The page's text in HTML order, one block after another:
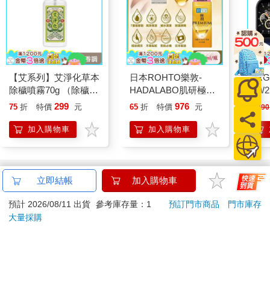
【艾系列】艾淨化草本
除穢噴霧70g （除穢/
平安/淨化/艾草/芙蓉/
另有多瓶組優惠賣場
75 折 特價 299 元
加入購物車
日本ROHTO樂敦-
HADALABO肌研極潤
金緻7重玻尿酸高效保
140ml/金瓶(Premium
臉部肌膚護理乳霜,素
65 折 特價 976 元
加入購物車
泳
錶
1990
訂購/退換貨須知
加入金石堂 LINE 官方帳號『完成綁定』，隨時掌握出貨動
態：
立即結帳 加入購物車
預計 2026/08/11 出貨 參考庫存量：1 預訂門市商品
門市庫存
大量採購